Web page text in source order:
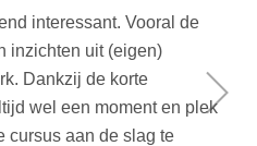
interessant. Vooral de
inzichten uit (eigen)
Dankzij de korte
wel een moment en plek
cursus aan de slag te